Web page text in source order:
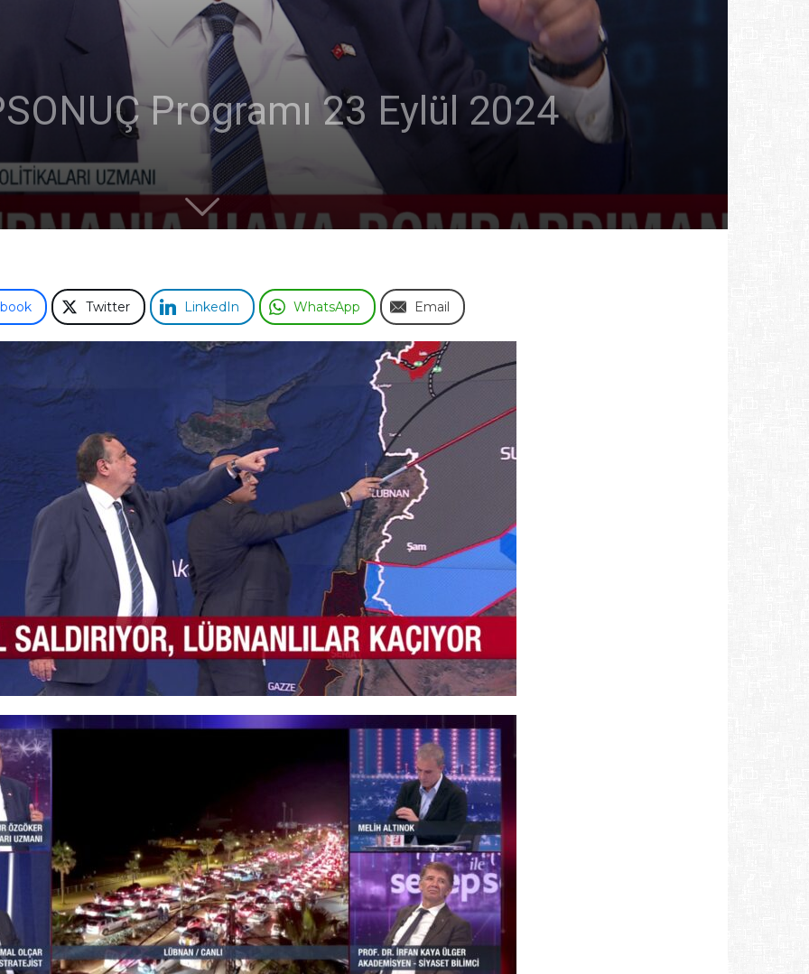
Programı 23 Eylül 2024
Twitter LinkedIn WhatsApp Email